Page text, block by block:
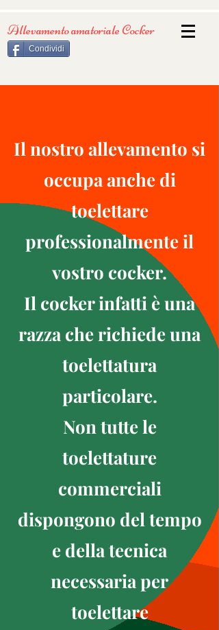
Allevamento amatoriale Cocker
Condividi
Il nostro allevamento si
occupa anche di
toelettare
professionalmente il
vostro cocker.
Il cocker infatti è una
razza che richiede una
toelettatura
particolare.
Non tutte le
toelettature
commerciali
dispongono del tempo
e della tecnica
necessaria per
toelettare